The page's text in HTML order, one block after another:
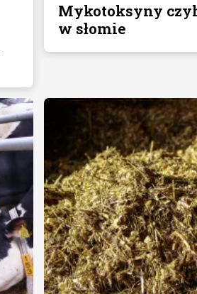
Mykotoksyny
w słomie